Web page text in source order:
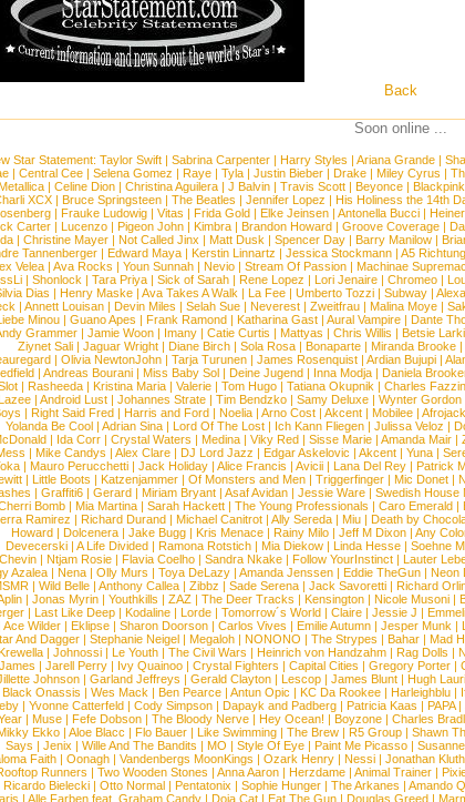
Back
Soon online ...
Star Statement: Taylor Swift | Sabrina Carpenter | Harry Styles | Ariana Grande |
| Central Cee| Selena Gomez | Raye| Tyla| Justin Bieber| Drake| Miley Cyrus |
| Celine Dion | Christina Aguilera | J Balvin | Travis Scott | Beyonce | Blackpink
XCX| Bruce Springsteen| The Beatles | Jennifer Lopez | His Holiness the 14th
| Frauke Ludowig | Vitas | Frida Gold | Elke Jeinsen | Antonella Bucci |
Carter | Lucenzo | Pigeon John | Kimbra | Brandon Howard | Groove Coverage |
| Christine Mayer| Not Called Jinx | Matt Dusk | Spencer Day| Barry Manilow|
Tannenberger | Edward Maya | Kerstin Linnartz | Jessica Stockmann | A5
Velea | Ava Rocks | Youn Sunnah | Nevio | Stream Of Passion | Machinae
| Shonlock | Tara Priya | Sick of Sarah | Rene Lopez | Lori Jenaire | Chromeo |
Dias | Henry Maske| Ava Takes A Walk | La Fee| Umberto Tozzi| Subway|
| Annett Louisan| Devin Miles | Selah Sue| Neverest| Zweitfrau| Malina Moye|
Minou| Guano Apes | Frank Ramond| Katharina Gast| Aural Vampire| Dante
Grammer| Jamie Woon| Imany| Catie Curtis | Mattyas | Chris Willis | Betsie
Ziynet Sali| Jaguar Wright| Diane Birch| Sola Rosa| Bonaparte| Miranda Brooke|
| Olivia NewtonJohn| Tarja Turunen| James Rosenquist| Ardian Bujupi|
| Andreas Bourani | Miss Baby Sol | Deine Jugend | Inna Modja | Daniela
| Rasheeda | Kristina Maria | Valerie | Tom Hugo | Tatiana Okupnik | Charles
| Android Lust | Johannes Strate | Tim Bendzko | Samy Deluxe | Wynter Gordon
| Right Said Fred | Harris and Ford | Noelia | Arno Cost | Akcent | Mobilee | Afrojack
Yolanda Be Cool| Adrian Sina| Lord Of The Lost| Ich Kann Fliegen| Julissa Veloz |
| Ida Corr| Crystal Waters | Medina| Viky Red| Sisse Marie| Amanda Mair|
| Mike Candys | Alex Clare | DJ Lord Jazz | Edgar Askelovic | Akcent | Yuna |
| Mauro Perucchetti | Jack Holiday | Alice Francis | Avicii | Lana Del Rey | Patrick
| Little Boots | Katzenjammer| Of Monsters and Men| Triggerfinger| Mic Donet|
| Graffiti6| Gerard| Miriam Bryant| Asaf Avidan| Jessie Ware| Swedish House
Bomb | Mia Martina | Sarah Hackett | The Young Professionals | Caro Emerald |
Ramirez | Richard Durand | Michael Canitrot | Ally Sereda | Miu | Death by
Howard| Dolcenera| Jake Bugg| Kris Menace| Rainy Milo| Jeff M Dixon| Any
Devecerski| A Life Divided| Ramona Rotstich| Mia Diekow| Linda Hesse| Soehne
Chevin| Ntjam Rosie| Flavia Coelho| Sandra Nkake| Follow YourInstinct| Lauter
Azalea | Nena | Olly Murs | Toya DeLazy | Amanda Jenssen | Eddie TheGun | Neon
| Wild Belle| Anthony Callea| Zibbz | Sade Serena| Jack Savoretti| Richard
| Jonas Myrin | Youthkills | ZAZ | The Deer Tracks | Kensington | Nicole Musoni |
| Last Like Deep| Kodaline| Lorde| Tomorrow´s World| Claire| Jessie J |
Ace Wilder| Eklipse| Sharon Doorson| Carlos Vives | Emilie Autumn| Jesper Munk |
And Dagger | Stephanie Neigel | Megaloh | NONONO | The Strypes | Bahar | Mad
| Johnossi | Le Youth | The Civil Wars | Heinrich von Handzahm | Rag Dolls |
James | Jarell Perry | Ivy Quainoo | Crystal Fighters | Capital Cities | Gregory Porter |
Johnson | Garland Jeffreys | Gerald Clayton | Lescop | James Blunt | Hugh
Black Onassis | Wes Mack | Ben Pearce | Antun Opic | KC Da Rookee | Harleighblu |
| Yvonne Catterfeld | Cody Simpson | Dapayk and Padberg | Patricia Kaas | PAPA|
| Muse| Fefe Dobson| The Bloody Nerve| Hey Ocean! | Boyzone| Charles
Ekko | Aloe Blacc | Flo Bauer | Like Swimming | The Brew | R5 Group | Shawn
Says | Jenix | Wille And The Bandits | MO | Style Of Eye | Paint Me Picasso |
Faith| Oonagh| Vandenbergs MoonKings | Ozark Henry| Nessi| Jonathan Kluth
Runners | Two Wooden Stones | Anna Aaron| Herzdame| Animal Trainer|
Ricardo Bielecki | Otto Normal | Pentatonix | Sophie Hunger | The Arkanes | Amando
| Alle Farben feat. Graham Candy | Doja Cat | Eat The Gun | Douglas Greed |